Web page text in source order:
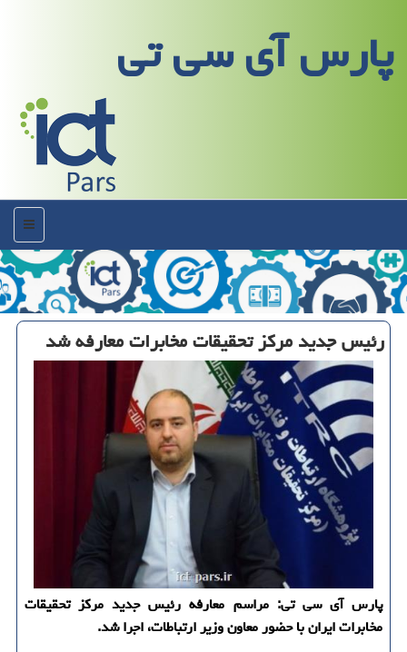
پارس آی سی تی
منو
رئیس جدید مركز تحقیقات مخابرات معارفه شد
پارس آی سی تی: مراسم معارفه رئیس جدید مركز تحقیقات
مخابرات ایران با حضور معاون وزیر ارتباطات، اجرا شد.